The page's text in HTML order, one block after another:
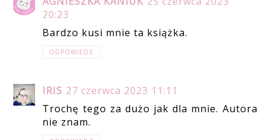
20:23
Bardzo kusi mnie ta książka.
ODPOWIEDZ
IRIS 27 czerwca 2023 11:11
Trochę tego za dużo jak dla mnie. Autora
nie znam.